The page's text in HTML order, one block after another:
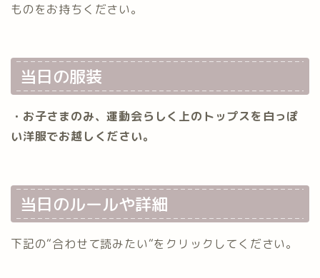
ものをお持ちください。
当日の服装
・お子さまのみ、運動会らしく上のトップスを白っぽ
い洋服でお越しください。
当日のルールや詳細
下記の“合わせて読みたい“をクリックしてください。